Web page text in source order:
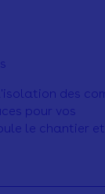
des
pour vos
le chantier et